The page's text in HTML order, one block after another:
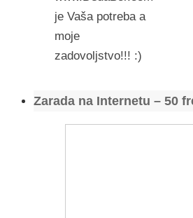
je Vaša potreba a
moje
zadovoljstvo!!! :)
Zarada na Internetu – 50